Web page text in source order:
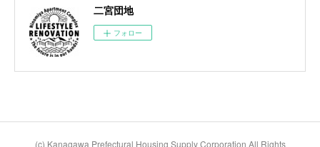
二宮団地
フォロー
(c) Kanagawa Prefectural Housing Supply Corporation All Rights